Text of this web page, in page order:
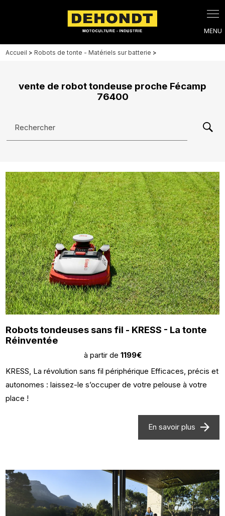
Accueil >Robots de tonte - Matériels sur batterie >
vente de robot tondeuse proche Fécamp
76400
Rechercher
Robots tondeuses sans fil - KRESS - La tonte
Réinventée
à partir de 1199€
KRESS, La révolution sans fil périphérique Efficaces, précis et
autonomes : laissez-le s’occuper de votre pelouse à votre
place !
En savoir plus